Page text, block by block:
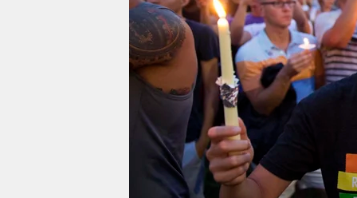
wahrheit
verlag
verlag
veranstaltungen
shop
fragen & hilfe